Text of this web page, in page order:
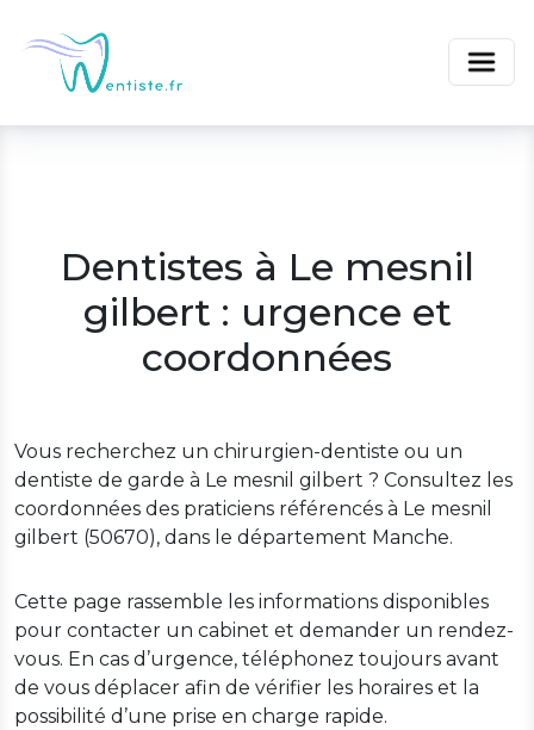
Dentistes à Le mesnil
gilbert : urgence et
coordonnées
Vous recherchez un chirurgien-dentiste ou un
dentiste de garde à Le mesnil gilbert ? Consultez les
coordonnées des praticiens référencés à Le mesnil
gilbert (50670), dans le département Manche.
Cette page rassemble les informations disponibles
pour contacter un cabinet et demander un rendez-
vous. En cas d’urgence, téléphonez toujours avant
de vous déplacer afin de vérifier les horaires et la
possibilité d’une prise en charge rapide.